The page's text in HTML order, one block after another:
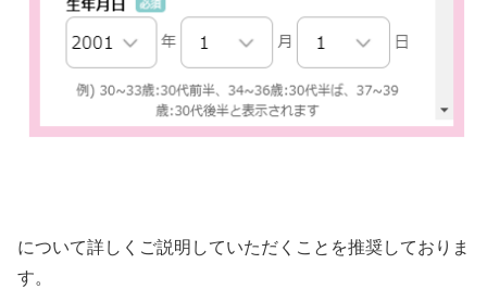
について詳しくご説明していただくことを推奨しておりま
す。